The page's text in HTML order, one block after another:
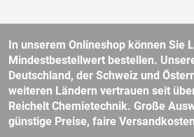
In unserem Onlineshop können Sie
Mindestbestellwert bestellen.
Deutschland, der Schweiz und
weiteren Ländern vertrauen seit
Reichelt Chemietechnik. Große
günstige Preise, faire